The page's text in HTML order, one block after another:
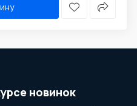
новинок